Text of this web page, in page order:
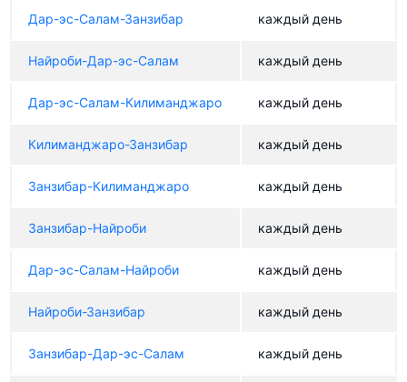
Дар-эс-Салам-Занзибар каждый день
Найроби-Дар-эс-Салам каждый день
Дар-эс-Салам-Килиманджаро каждый день
Килиманджаро-Занзибар каждый день
Занзибар-Килиманджаро каждый день
Занзибар-Найроби каждый день
Дар-эс-Салам-Найроби каждый день
Найроби-Занзибар каждый день
Занзибар-Дар-эс-Салам каждый день